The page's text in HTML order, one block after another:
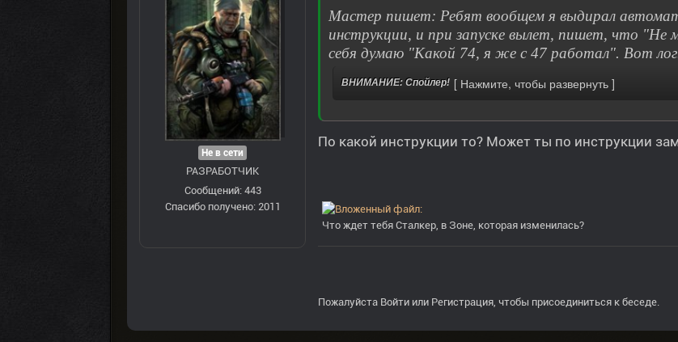
Не в сети
РАЗРАБОТЧИК
Сообщений: 443
Спасибо получено: 2011
Мастер пишет: Ребят вообщем я выдирал
инструкции, и при запуске вылет, пишет, что
себя думаю "Какой 74, я же с 47 работал". Вот
ВНИМАНИЕ: Спойлер!
По какой инструкции то? Может ты по инструкции
Что ждет тебя Сталкер, в Зоне, которая изменилась?
Пожалуйста Войти или Регистрация, чтобы присоединиться к беседе.